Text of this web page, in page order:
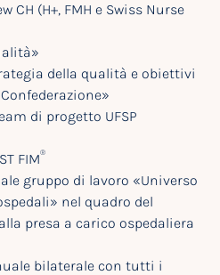
CH (H+, FMH e Swiss Nurse
della qualità e obiettivi
di progetto UFSP
FIM®
gruppo di lavoro «Universo
nel quadro del
presa a carico ospedaliera
bilaterale con tutti i